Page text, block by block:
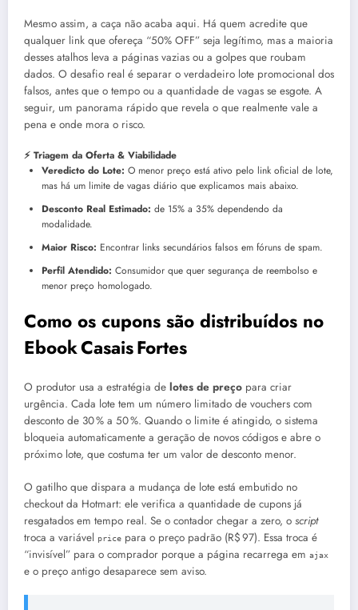
Mesmo assim, a caça não acaba aqui. Há quem acredite que
qualquer link que ofereça “50% OFF” seja legítimo, mas a maioria
desses atalhos leva a páginas vazias ou a golpes que roubam
dados. O desafio real é separar o verdadeiro lote promocional dos
falsos, antes que o tempo ou a quantidade de vagas se esgote. A
seguir, um panorama rápido que revela o que realmente vale a
pena e onde mora o risco.
⚡ Triagem da Oferta & Viabilidade
Veredicto do Lote: O menor preço está ativo pelo link oficial de lote,
mas há um limite de vagas diário que explicamos mais abaixo.
Desconto Real Estimado: de 15% a 35% dependendo da
modalidade.
Maior Risco: Encontrar links secundários falsos em fóruns de spam.
Perfil Atendido: Consumidor que quer segurança de reembolso e
menor preço homologado.
Como os cupons são distribuídos no
Ebook Casais Fortes
O produtor usa a estratégia de lotes de preço para criar
urgência. Cada lote tem um número limitado de vouchers com
desconto de 30 % a 50 %. Quando o limite é atingido, o sistema
bloqueia automaticamente a geração de novos códigos e abre o
próximo lote, que costuma ter um valor de desconto menor.
O gatilho que dispara a mudança de lote está embutido no
checkout da Hotmart: ele verifica a quantidade de cupons já
resgatados em tempo real. Se o contador chegar a zero, o script
troca a variável price para o preço padrão (R$ 97). Essa troca é
“invisível” para o comprador porque a página recarrega em ajax
e o preço antigo desaparece sem aviso.